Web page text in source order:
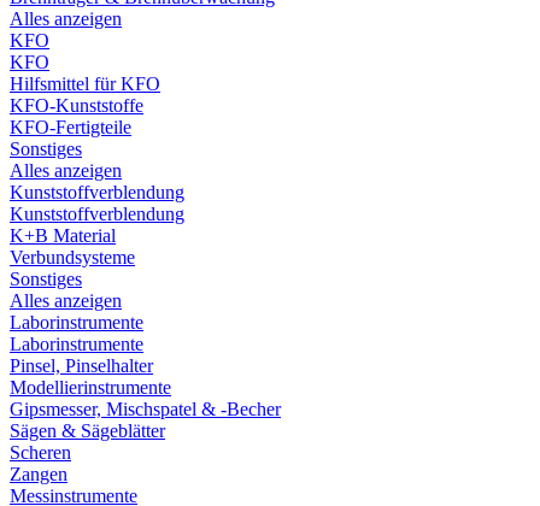
Alles anzeigen
KFO
KFO
Hilfsmittel für KFO
KFO-Kunststoffe
KFO-Fertigteile
Sonstiges
Alles anzeigen
Kunststoffverblendung
Kunststoffverblendung
K+B Material
Verbundsysteme
Sonstiges
Alles anzeigen
Laborinstrumente
Laborinstrumente
Pinsel, Pinselhalter
Modellierinstrumente
Gipsmesser, Mischspatel & -Becher
Sägen & Sägeblätter
Scheren
Zangen
Messinstrumente